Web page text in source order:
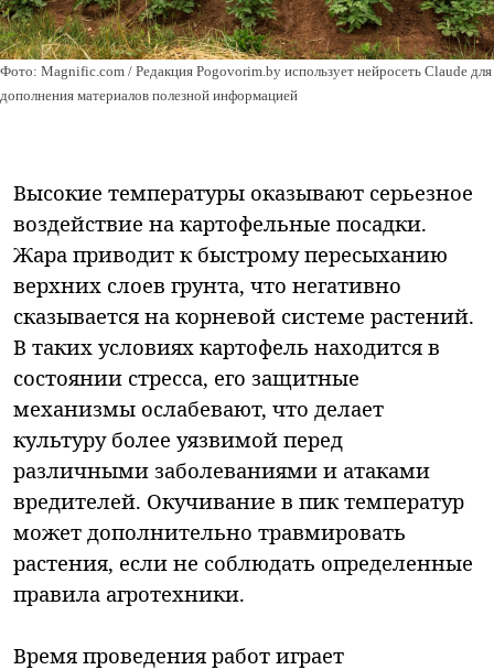
Фото: Magnific.com / Редакция Pogovorim.by использует нейросеть Claude для
дополнения материалов полезной информацией
Высокие температуры оказывают серьезное
воздействие на картофельные посадки.
Жара приводит к быстрому пересыханию
верхних слоев грунта, что негативно
сказывается на корневой системе растений.
В таких условиях картофель находится в
состоянии стресса, его защитные
механизмы ослабевают, что делает
культуру более уязвимой перед
различными заболеваниями и атаками
вредителей. Окучивание в пик температур
может дополнительно травмировать
растения, если не соблюдать определенные
правила агротехники.
Время проведения работ играет